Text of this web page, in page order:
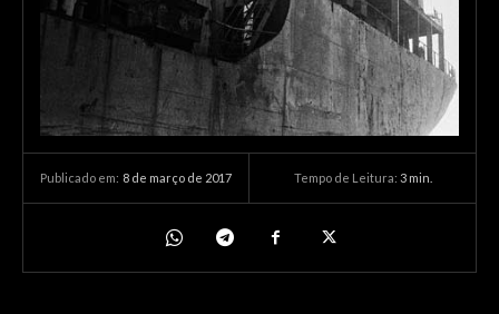
Publicado em: 8 de março de 2017 Tempo de Leitura: 3min.